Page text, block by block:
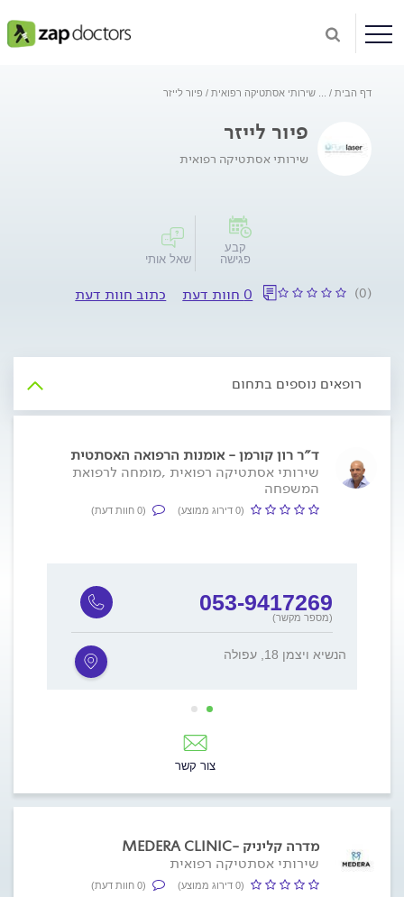
דף הבית שירותי אסתטיקה רפואית פיור לייזר
פיור לייזר
שירותי אסתטיקה רפואית
קבע
פגישה
שאל אותי
(0) 0 חוות דעת כתוב חוות דעת
רופאים נוספים בתחום
ד״ר רון קורמן - אומנות הרפואה האסתטית
שירותי אסתטיקה רפואית ,מומחה לרפואת
המשפחה
(0 דירוג ממוצע) (0 חוות דעת)
053-9417269
(מספר מקשר)
הנשיא ויצמן 18, עפולה
צור קשר
מדרה קליניק -MEDERA CLINIC
שירותי אסתטיקה רפואית
(0 דירוג ממוצע) (0 חוות דעת)